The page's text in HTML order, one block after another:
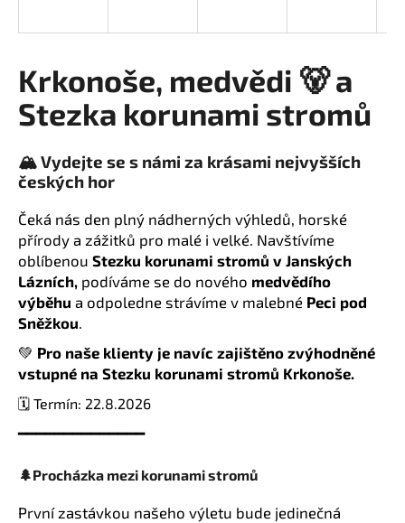
Krkonoše, medvědi 🐻 a
Stezka korunami stromů
🏔️ Vydejte se s námi za krásami nejvyšších
českých hor
Čeká nás den plný nádherných výhledů, horské
přírody a zážitků pro malé i velké. Navštívíme
oblíbenou Stezku korunami stromů v Janských
Lázních, podíváme se do nového medvědího
výběhu a odpoledne strávíme v malebné Peci pod
Sněžkou
💚 Pro naše klienty je navíc zajištěno zvýhodněné
vstupné na Stezku korunami stromů Krkonoše.
🗓️ Termín: 22.8.2026
━━━━━━━━━━━━━━
🌲Procházka mezi korunami stromů
První zastávkou našeho výletu bude jedinečná
í
t
?
D
o
p
o
r
č
u
e
e